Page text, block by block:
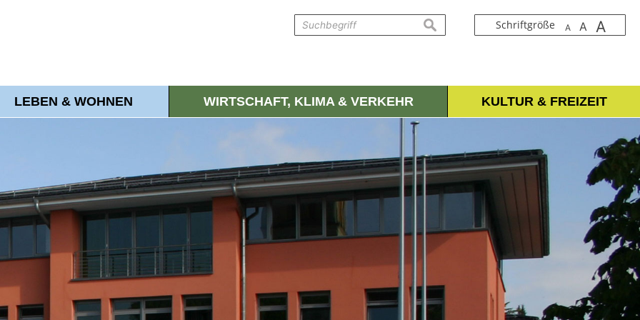
Schriftgröße A A A
suchen
LEBEN & WOHNEN WIRTSCHAFT, KLIMA & VERKEHR KULTUR & FREIZEIT